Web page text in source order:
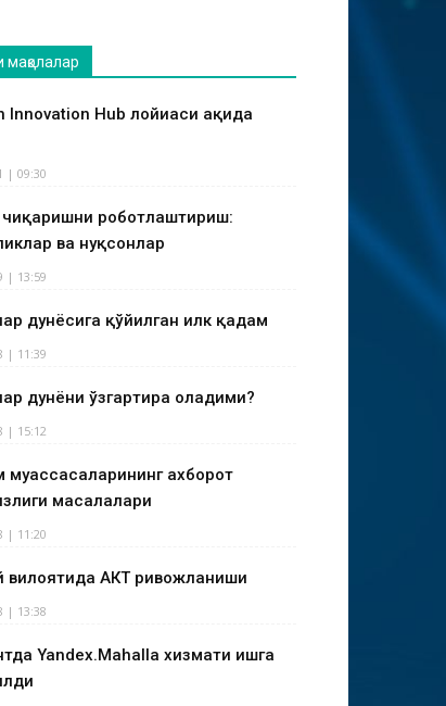
мақолалар
Innovation Hub лойиҳаси ҳақида
| 09:30
роботлаштириш:
ва нуқсонлар
| 13:59
дунёсига қўйилган илк қадам
| 11:39
дунёни ўзгартира оладими?
| 15:12
муассасаларининг ахборот
масалалари
| 11:20
вилоятида АКТ ривожланиши
| 13:38
Yandex.Mahalla хизмати ишга